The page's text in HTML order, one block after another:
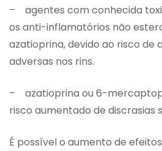
– agentes com conhecida
os anti-inflamatórios não
azatioprina, devido ao risco de
adversas nos rins.
– azatioprina ou 6-
risco aumentado de discrasias
É possível o aumento de